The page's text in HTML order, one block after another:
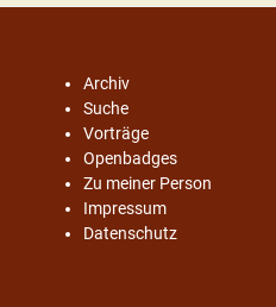
Archiv
Suche
Vorträge
Openbadges
Zu meiner Person
Impressum
Datenschutz